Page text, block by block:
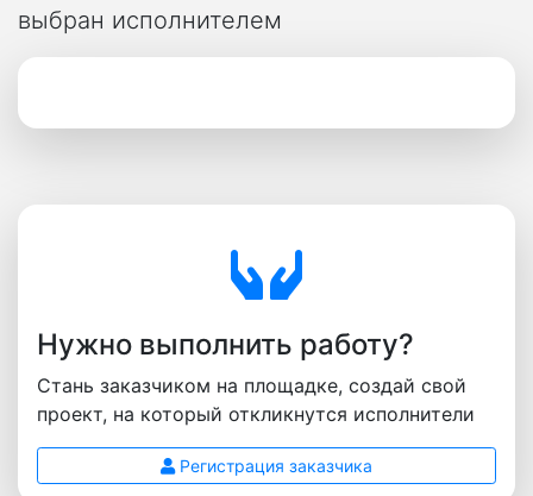
выбран исполнителем
Нужно выполнить работу?
Стань заказчиком на площадке, создай свой
проект, на который откликнутся исполнители
Регистрация заказчика